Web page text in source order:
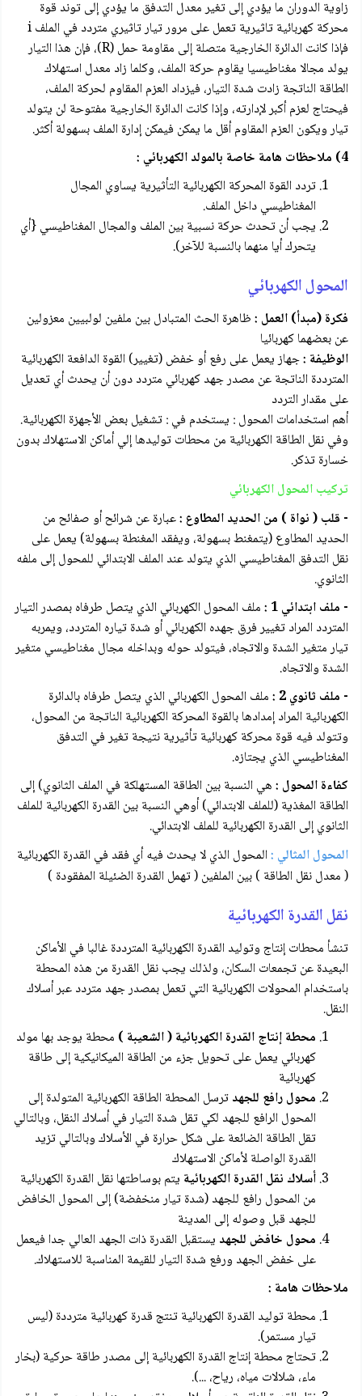
زاوية الدوران ما يؤدي إلى تغير معدل التدفق ما يؤدي إلى توند قوة
محركة كهربائية تاثيرية تعمل على مرور تيار تاثيري متردد في الملف i
فإذا كانت الدائرة الخارجية متصلة إلى مقاومة حمل (R)، فإن هذا التيار
يولد مجالا مغناطيسيا يقاوم حركة الملف، وكلما زاد معدل استهلاك
الطاقة الناتجة زادت شدة التيار، فيزداد العزم المقاوم لحركة الملف،
فيحتاج لعزم أكبر لإدارته، وإذا كانت الدائرة الخارجية مفتوحة لن يتولد
تيار ويكون العزم المقاوم أقل ما يمكن فيمكن إدارة الملف بسهولة أكثر.
4) ملاحظات هامة خاصة بالمولد الكهربائي :
تردد القوة المحركة الكهربائية التأثيرية يساوي المجال
المغناطيسي داخل الملف.
يجب أن تحدث حركة نسبية بين الملف والمجال المغناطيسي {أي
يتحرك أيا منهما بالنسبة للآخر).
المحول الكهربائي
فكرة (مبدأ) العمل :ظاهرة الحث المتبادل بين ملفين لولبيين معزولين
عن بعضهما كهربائيا
الوظيفة :جهاز يعمل على رفع أو خفض (تغيير) القوة الدافعة الكهربائية
المترددة الناتجة عن مصدر جهد كهربائي متردد دون أن يحدث أي تعديل
على مقدار التردد
أهم استخدامات المحول : يستخدم في : تشغيل بعض الأجهزة الكهربائية.
وفي نقل الطاقة الكهربائية من محطات توليدها إلي أماكن الاستهلاك بدون
خسارة تذكر.
تركيب المحول الكهربائي
- قلب ( نواة ) من الحديد المطاوع :عبارة عن شرائح أو صفائح من
الحديد المطاوع (يتمغنط بسهولة، ويفقد المغنطة بسهولة) يعمل على
نقل التدفق المغناطيسي الذي يتولد عند الملف الابتدائي للمحول إلى ملفه
الثانوي.
- ملف ابتدائي 1 :
ملف المحول الكهربائي الذي يتصل طرفاه بمصدر التيار
المتردد المراد تغيير فرق جهده الكهربائي أو شدة تياره المتردد، ويمربه
تيار متغير الشدة والاتجاه، فيتولد حوله وبداخله مجال مغناطيسي متغير
الشدة والاتجاه.
- ملف ثانوي 2 :
ملف المحول الكهربائي الذي يتصل طرفاه بالدائرة
الكهربائية المراد إمدادها بالقوة المحركة الكهربائية الناتجة من المحول،
وتتولد فيه قوة محركة كهربائية تأثيرية نتيجة تغير في التدفق
المغناطيسي الذي يجتازه.
كفاءة المحول :هي النسبة بين الطاقة المستهلكة في الملف الثانوي) إلى
الطاقة المغذية (للملف الابتدائي) أوهي النسبة بين القدرة الكهربائية للملف
الثانوي إلى القدرة الكهربائية للملف الابتدائي.
المحول المثالي :المحول الذي لا يحدث فيه أي فقد في القدرة الكهربائية
( معدل نقل الطاقة ) بين الملفين ( تهمل القدرة الضئيلة المفقودة )
نقل القدرة الكهربائية
تنشأ محطات إنتاج وتوليد القدرة الكهربائية المترددة غالبا في الأماكن
البعيدة عن تجمعات السكان، ولذلك يجب نقل القدرة من هذه المحطة
باستخدام المحولات الكهربائية التي تعمل بمصدر جهد متردد عبر أسلاك
النقل.
محطة إنتاج القدرة الكهربائية ( الشعيبة ) محطة يوجد بها مولد
كهربائي يعمل على تحويل جزء من الطاقة الميكانيكية إلى طاقة
كهربائية
محول رافع للجهدترسل المحطة الطاقة الكهربائية المتولدة إلى
المحول الرافع للجهد لكي تقل شدة التيار في أسلاك النقل، وبالتالي
تقل الطاقة الضائعة على شكل حرارة في الأسلاك وبالتالي تزيد
القدرة الواصلة لأماكن الاستهلاك
أسلاك نقل القدرة الكهربائية يتم بوساطتها نقل القدرة الكهربائية
من المحول رافع للجهد (شدة تيار منخفضة) إلى المحول الخافض
للجهد قبل وصوله إلى المدينة
محول خافض للجهد يستقبل القدرة ذات الجهد العالي جدا فيعمل
على خفض الجهد ورفع شدة التيار للقيمة المناسبة للاستهلاك.
ملاحظات هامة :
محطة توليد القدرة الكهربائية تنتج قدرة كهربائية مترددة (ليس
تيار مستمر).
تحتاج محطة إنتاج القدرة الكهربائية إلى مصدر طاقة حركية (بخار
ماء، شلالات مياه، ریاح، ...).